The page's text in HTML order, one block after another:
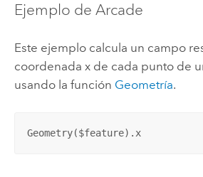
Ejemplo de Arcade
Este ejemplo calcula un campo
coordenada x de cada punto de
usando la función Geometría.
Geometry($feature).x